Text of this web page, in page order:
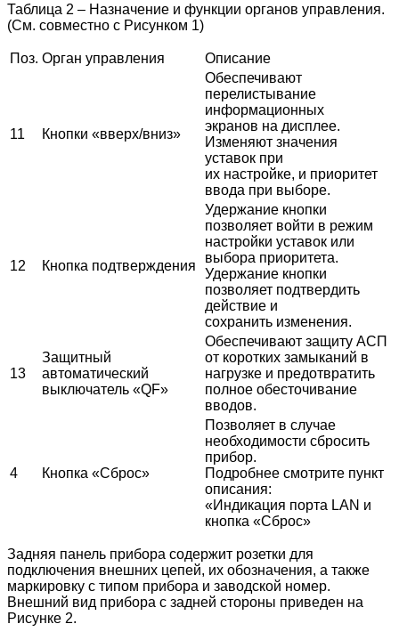
Таблица 2 – Назначение и функции органов управления.
(См. совместно с Рисунком 1)
Поз. Орган управления Описание
11 Кнопки «вверх/вниз»
Обеспечивают
перелистывание
информационных
экранов на дисплее.
Изменяют значения
уставок при
их настройке, и приоритет
ввода при выборе.
12 Кнопка подтверждения
Удержание кнопки
позволяет войти в режим
настройки уставок или
выбора приоритета.
Удержание кнопки
позволяет подтвердить
действие и
сохранить изменения.
13
Защитный
автоматический
выключатель «QF»
Обеспечивают защиту АСП
от коротких замыканий в
нагрузке и предотвратить
полное обесточивание
вводов.
4 Кнопка «Сброс»
Позволяет в случае
необходимости сбросить
прибор.
Подробнее смотрите пункт
описания:
«Индикация порта LAN и
кнопка «Сброс»
Задняя панель прибора содержит розетки для
подключения внешних цепей, их обозначения, а также
маркировку с типом прибора и заводской номер.
Внешний вид прибора с задней стороны приведен на
Рисунке 2.